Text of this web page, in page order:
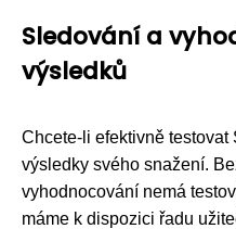
Sledování a
výsledků
Chcete-li efektivně
výsledky svého snažení.
vyhodnocování nemá
máme k dispozici řadu